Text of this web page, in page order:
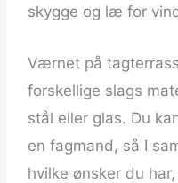
skygge og læ for
Værnet på
forskellige slags
stål eller glas. Du
en fagmand, så I
hvilke ønsker du